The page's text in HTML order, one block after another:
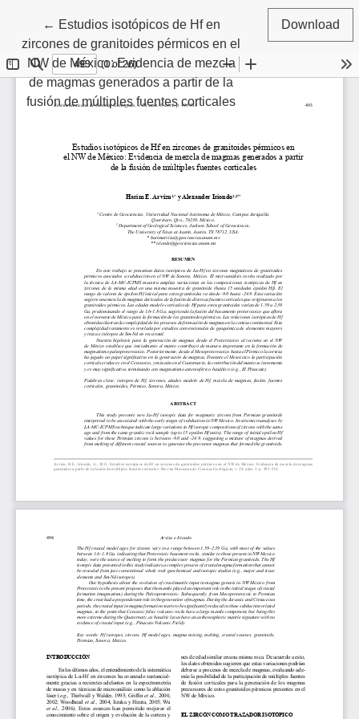
← Return to Article Details
Estudios isotópicos de Hf en
zircones de granitoides pérmicos en el
NW de México: Evidencia de mezcla
de magmas generados a partir de la
fusión de múltiples fuentes corticales
Download